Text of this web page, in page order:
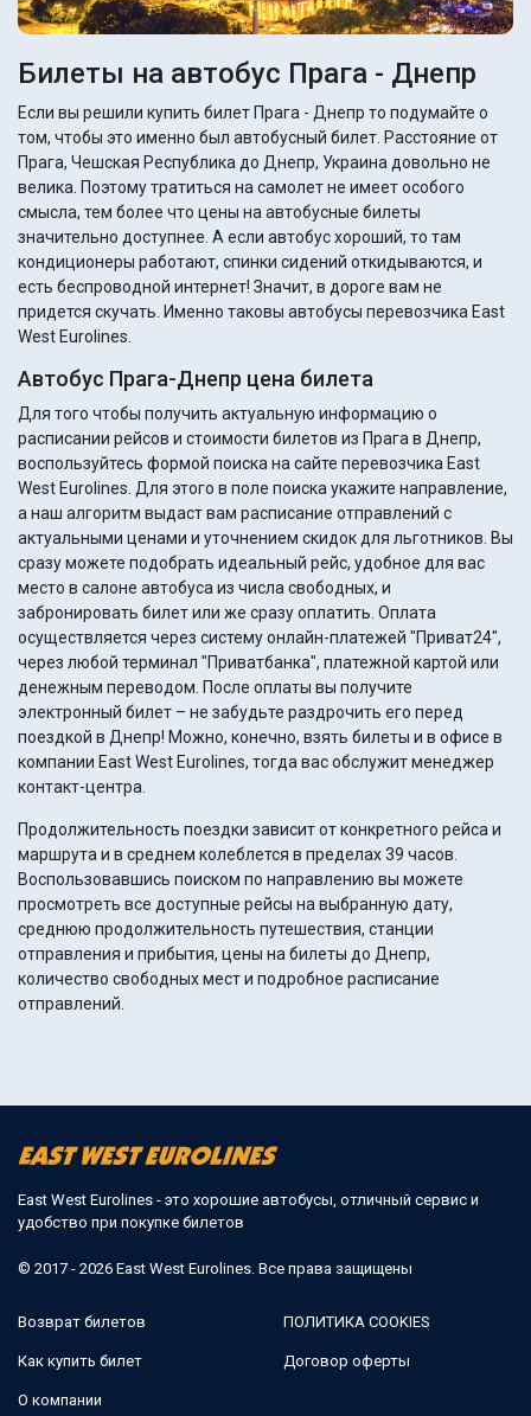
Билеты на автобус Прага - Днепр
Если вы решили купить билет Прага - Днепр то подумайте о
том, чтобы это именно был автобусный билет. Расстояние от
Прага, Чешская Республика до Днепр, Украина довольно не
велика. Поэтому тратиться на самолет не имеет особого
смысла, тем более что цены на автобусные билеты
значительно доступнее. А если автобус хороший, то там
кондиционеры работают, спинки сидений откидываются, и
есть беспроводной интернет! Значит, в дороге вам не
придется скучать. Именно таковы автобусы перевозчика East
West Eurolines.
Автобус Прага-Днепр цена билета
Для того чтобы получить актуальную информацию о
расписании рейсов и стоимости билетов из Прага в Днепр,
воспользуйтесь формой поиска на сайте перевозчика East
West Eurolines. Для этого в поле поиска укажите направление,
а наш алгоритм выдаст вам расписание отправлений с
актуальными ценами и уточнением скидок для льготников. Вы
сразу можете подобрать идеальный рейс, удобное для вас
место в салоне автобуса из числа свободных, и
забронировать билет или же сразу оплатить. Оплата
осуществляется через систему онлайн-платежей "Приват24",
через любой терминал "Приватбанка", платежной картой или
денежным переводом. После оплаты вы получите
электронный билет – не забудьте раздрочить его перед
поездкой в Днепр! Можно, конечно, взять билеты и в офисе в
компании East West Eurolines, тогда вас обслужит менеджер
контакт-центра.
Продолжительность поездки зависит от конкретного рейса и
маршрута и в среднем колеблется в пределах 39 часов.
Воспользовавшись поиском по направлению вы можете
просмотреть все доступные рейсы на выбранную дату,
среднюю продолжительность путешествия, станции
отправления и прибытия, цены на билеты до Днепр,
количество свободных мест и подробное расписание
отправлений.
East West Eurolines - это хорошие автобусы, отличный сервис и
удобство при покупке билетов
© 2017 - 2026 East West Eurolines. Все права защищены
Возврат билетов
Как купить билет
О компании
ПОЛИТИКА COOKIES
Договор оферты